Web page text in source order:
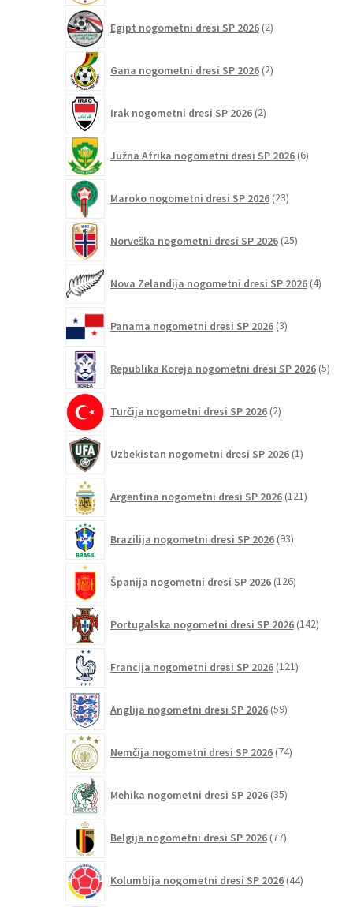
Egipt nogometni dresi SP 2026 2izdelka
Gana nogometni dresi SP 2026 2izdelka
Irak nogometni dresi SP 2026 2izdelka
Južna Afrika nogometni dresi SP 2026 6izdelkov
Maroko nogometni dresi SP 2026 23izdelkov
Norveška nogometni dresi SP 2026 25izdelkov
Nova Zelandija nogometni dresi SP 2026 4izdelki
Panama nogometni dresi SP 2026 3izdelki
Republika Koreja nogometni dresi SP 2026 5
Turčija nogometni dresi SP 2026 2izdelka
Uzbekistan nogometni dresi SP 2026 1izdelek
Argentina nogometni dresi SP 2026 121izdelkov
Brazilija nogometni dresi SP 2026 93izdelkov
Španija nogometni dresi SP 2026 126izdelkov
Portugalska nogometni dresi SP 2026 142
Francija nogometni dresi SP 2026 121izdelkov
Anglija nogometni dresi SP 2026 59izdelkov
Nemčija nogometni dresi SP 2026 74izdelkov
Mehika nogometni dresi SP 2026 35izdelkov
Belgija nogometni dresi SP 2026 77izdelkov
Kolumbija nogometni dresi SP 2026 44izdelkov